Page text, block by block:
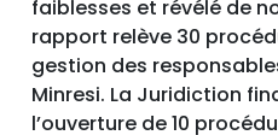
faiblesses et révélé de
rapport relève 30
gestion des
Minresi. La Juridiction
l’ouverture de 10